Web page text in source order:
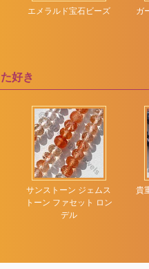
エメラルド宝石ビーズ
ガ
好き
サンストーン ジェムス
トーン ファセット ロン
デル
貴